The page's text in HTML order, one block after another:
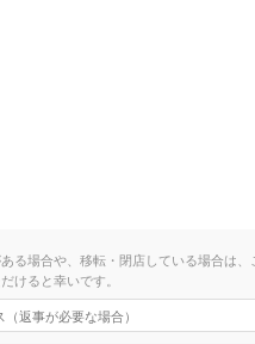
る場合や、移転・閉店している場合は、
けると幸いです。